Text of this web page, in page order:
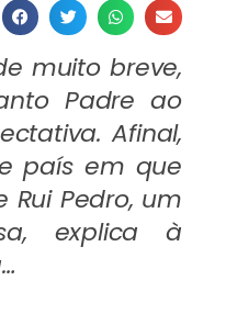
muito breve,
Padre ao
Afinal,
país em que
Pedro, um
explica à